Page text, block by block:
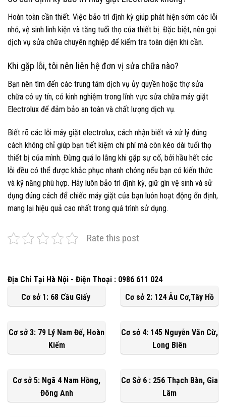
Hoàn toàn cần thiết. Việc bảo trì định kỳ giúp phát hiện sớm các lỗi
nhỏ, vệ sinh linh kiện và tăng tuổi thọ của thiết bị. Đặc biệt, nên gọi
dịch vụ sửa chữa chuyên nghiệp để kiểm tra toàn diện khi cần.
Khi gặp lỗi, tôi nên liên hệ đơn vị sửa chữa nào?
Bạn nên tìm đến các trung tâm dịch vụ ủy quyền hoặc thợ sửa
chữa có uy tín, có kinh nghiệm trong lĩnh vực sửa chữa máy giặt
Electrolux để đảm bảo an toàn và chất lượng dịch vụ.
Biết rõ các lỗi máy giặt electrolux, cách nhận biết và xử lý đúng
cách không chỉ giúp bạn tiết kiệm chi phí mà còn kéo dài tuổi thọ
thiết bị của mình. Đừng quá lo lắng khi gặp sự cố, bởi hầu hết các
lỗi đều có thể được khắc phục nhanh chóng nếu bạn có kiến thức
và kỹ năng phù hợp. Hãy luôn bảo trì định kỳ, giữ gìn vệ sinh và sử
dụng đúng cách để chiếc máy giặt của bạn luôn hoạt động ổn định,
mang lại hiệu quả cao nhất trong quá trình sử dụng.
Rate this post
Địa Chỉ Tại Hà Nội - Điện Thoại : 0986 611 024
Cơ sở 1: 68 Cầu Giấy
Cơ sở 2: 124 Âu Cơ,Tây Hồ
Cơ sở 3: 79 Lý Nam Đế, Hoàn
Kiếm
Cơ sở 4: 145 Nguyễn Văn Cừ,
Long Biên
Cơ sở 5: Ngã 4 Nam Hồng,
Đông Anh
Cơ Sở 6 : 256 Thạch Bàn, Gia
Lâm